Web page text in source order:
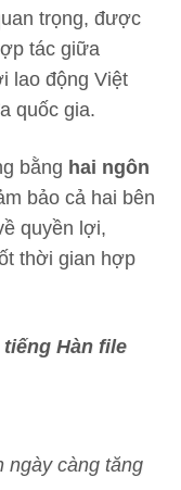
trọng, được
tác giữa
lao động Việt
quốc gia.
bằng hai ngôn
bảo cả hai bên
quyền lợi,
thời gian hợp
Hàn file
ngày càng tăng